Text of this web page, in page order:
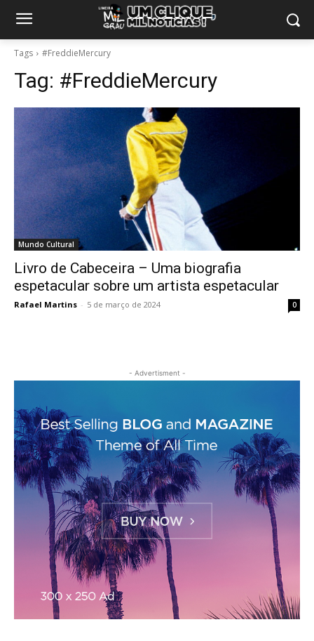
Tags #FreddieMercury
Tag: #FreddieMercury
Mundo Cultural
Livro de Cabeceira – Uma biografia
espetacular sobre um artista espetacular
Rafael Martins - 5 de março de 2024 0
- Advertisment -